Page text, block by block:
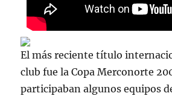
El más reciente título
club fue la Copa Merconorte
participaban algunos equipos